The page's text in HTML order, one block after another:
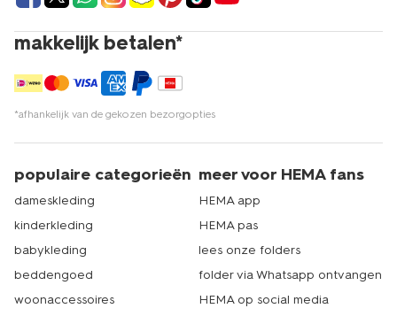
makkelijk betalen*
*afhankelijk van de gekozen bezorgopties
populaire categorieën
dameskleding
kinderkleding
babykleding
beddengoed
woonaccessoires
meer voor HEMA fans
HEMA app
HEMA pas
lees onze folders
folder via Whatsapp ontvangen
HEMA op social media